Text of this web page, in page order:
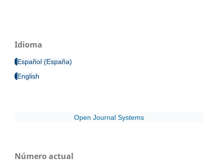
Idioma
Español (España)
English
Open Journal Systems
Número actual